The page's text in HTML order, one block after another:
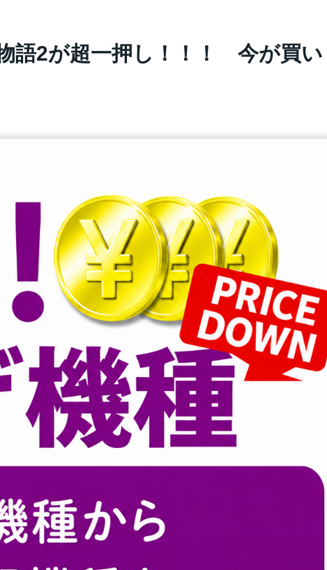
語2が超一押し！！！ 今が買い